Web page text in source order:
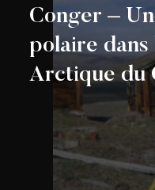
Conger –
polaire dans
Arctique du